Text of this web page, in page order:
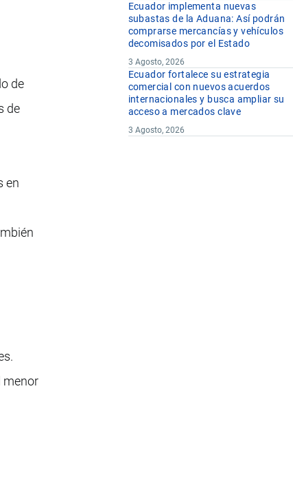
de
de
en
menor
Ecuador implementa nuevas
subastas de la Aduana: Así podrán
comprarse mercancías y vehículos
decomisados por el Estado
3 Agosto, 2026
Ecuador fortalece su estrategia
comercial con nuevos acuerdos
internacionales y busca ampliar su
acceso a mercados clave
3 Agosto, 2026